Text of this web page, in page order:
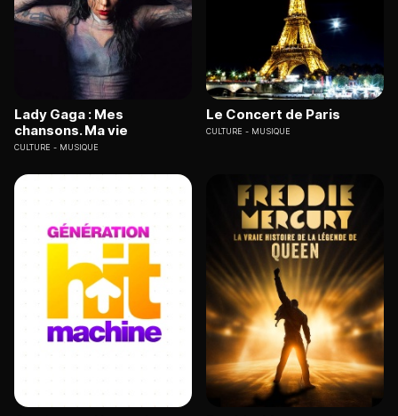
Lady Gaga : Mes
chansons. Ma vie
CULTURE MUSIQUE
Le Concert de Paris
CULTURE MUSIQUE